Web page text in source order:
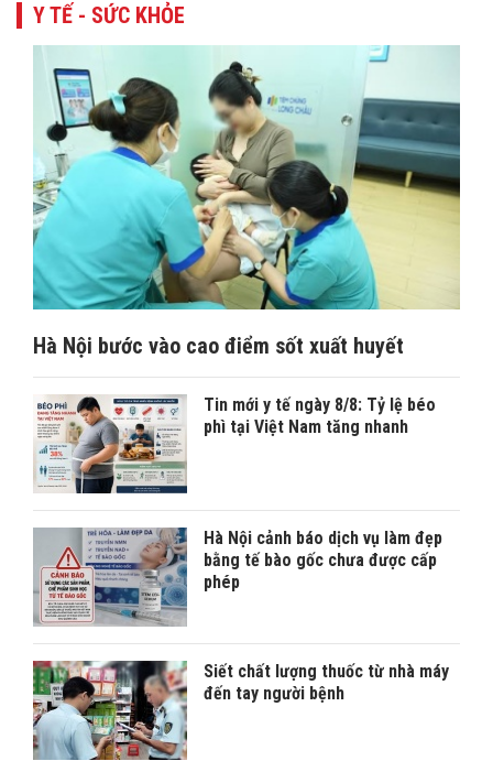
Y TẾ - SỨC KHỎE
Hà Nội bước vào cao điểm sốt xuất huyết
Tin mới y tế ngày 8/8: Tỷ lệ béo
phì tại Việt Nam tăng nhanh
Hà Nội cảnh báo dịch vụ làm đẹp
bằng tế bào gốc chưa được cấp
phép
Siết chất lượng thuốc từ nhà máy
đến tay người bệnh